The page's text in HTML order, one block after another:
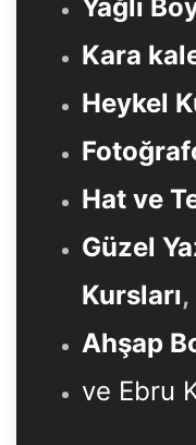
Yağlı
Kara
Heykel
Hat ve
Güzel
Kursları,
Ahşap
ve Ebru